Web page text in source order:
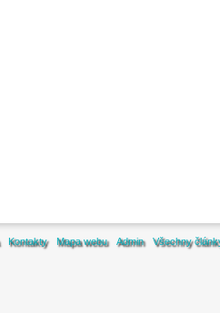
Kontakty Mapa webu Admin Všechny